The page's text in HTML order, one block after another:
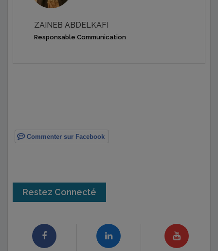
ZAINEB ABDELKAFI
Responsable Communication
Commenter sur Facebook
Restez Connecté